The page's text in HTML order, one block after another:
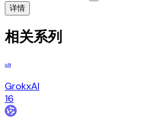
详情
相关系列
xAI
GrokxAI
16